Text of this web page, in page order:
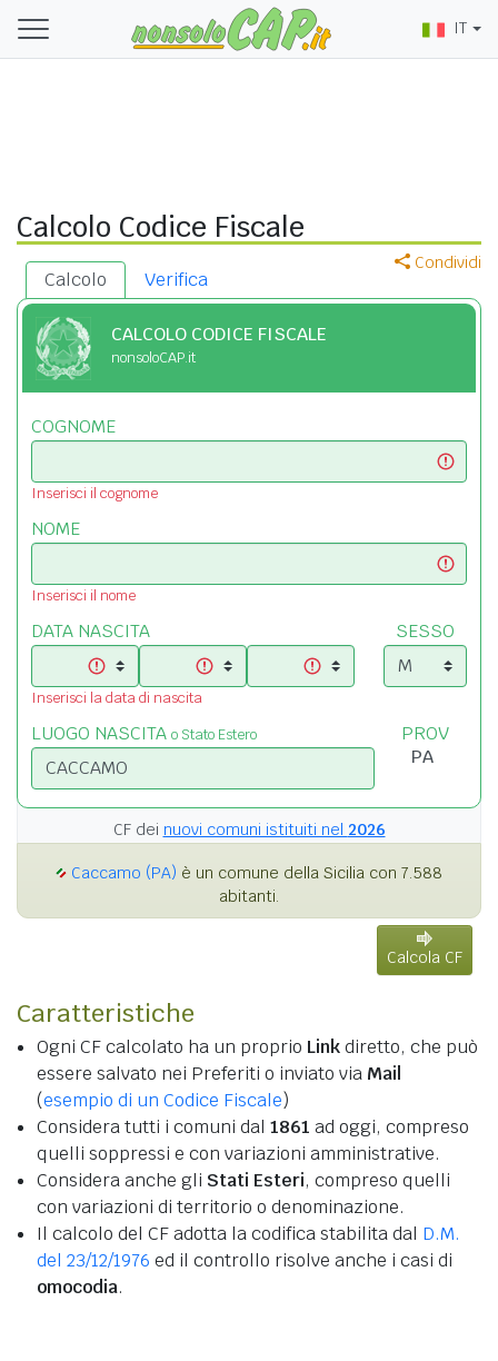
IT
Calcolo Codice Fiscale
Condividi
Calcolo Verifica
CALCOLO CODICE FISCALE
nonsoloCAP.it
COGNOME
Inserisci il cognome
NOME
Inserisci il nome
DATA NASCITA
Inserisci la data di nascita
SESSO
LUOGO NASCITA o Stato Estero PROV
CF dei nuovi comuni istituiti nel 2026
Caccamo (PA) è un comune della Sicilia con 7.588
abitanti.
Calcola CF
Caratteristiche
Ogni CF calcolato ha un proprio Linkdiretto, che può
essere salvato nei Preferiti o inviato via Mail
(esempio di un Codice Fiscale)
Considera tutti i comuni dal 1861 ad oggi, compreso
quelli soppressi e con variazioni amministrative.
Considera anche gli Stati Esteri, compreso quelli
con variazioni di territorio o denominazione.
Il calcolo del CF adotta la codifica stabilita dal D.M.
del 23/12/1976 ed il controllo risolve anche i casi di
omocodia.